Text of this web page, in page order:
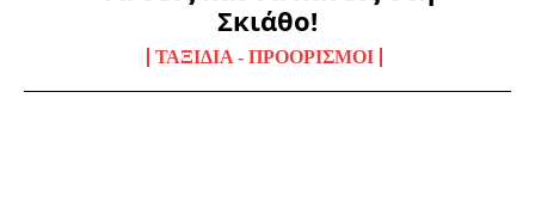
Σκιάθο!
ΤΑΞΊΔΙΑ - ΠΡΟΟΡΙΣΜΟΊ